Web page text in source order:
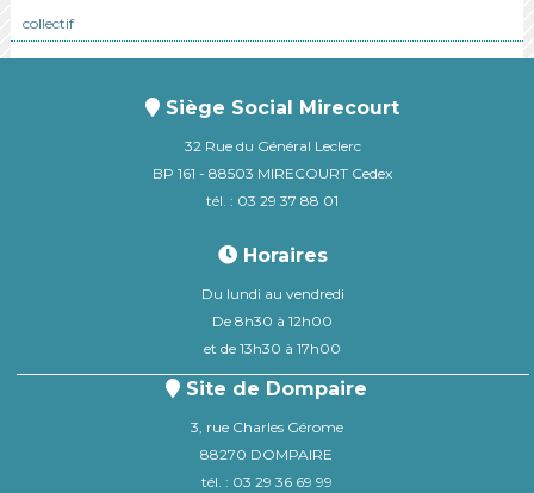
collectif
Siège Social Mirecourt
32 Rue du Général Leclerc
BP 161 - 88503 MIRECOURT Cedex
tél. : 03 29 37 88 01
Horaires
Du lundi au vendredi
De 8h30 à 12h00
et de 13h30 à 17h00
Site de Dompaire
3, rue Charles Gérome
88270 DOMPAIRE
tél. : 03 29 36 69 99